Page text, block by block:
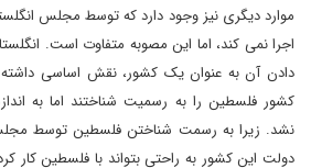
موارد دیگری نیز وجود دارد که توسط مجلس
اجرا نمی کند، اما این مصوبه متفاوت است.
کشور فلسطین را به رسمیت شناختند اما به
نشد. زیرا به رسمت شناختن فلسطین توسط
دولت این کشور به راحتی بتواند با فلسطین کار